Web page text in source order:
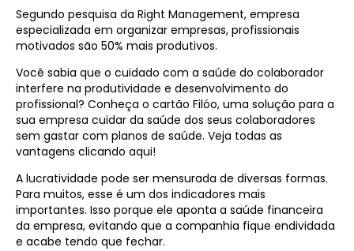
Segundo pesquisa da Right Management, empresa
especializada em organizar empresas, profissionais
motivados são 50% mais produtivos.
Você sabia que o cuidado com a saúde do colaborador
interfere na produtividade e desenvolvimento do
profissional? Conheça o cartão Filóo, uma solução para a
sua empresa cuidar da saúde dos seus colaboradores
sem gastar com planos de saúde. Veja todas as
vantagens clicando aqui!
A lucratividade pode ser mensurada de diversas formas.
Para muitos, esse é um dos indicadores mais
importantes. Isso porque ele aponta a saúde financeira
da empresa, evitando que a companhia fique endividada
e acabe tendo que fechar.